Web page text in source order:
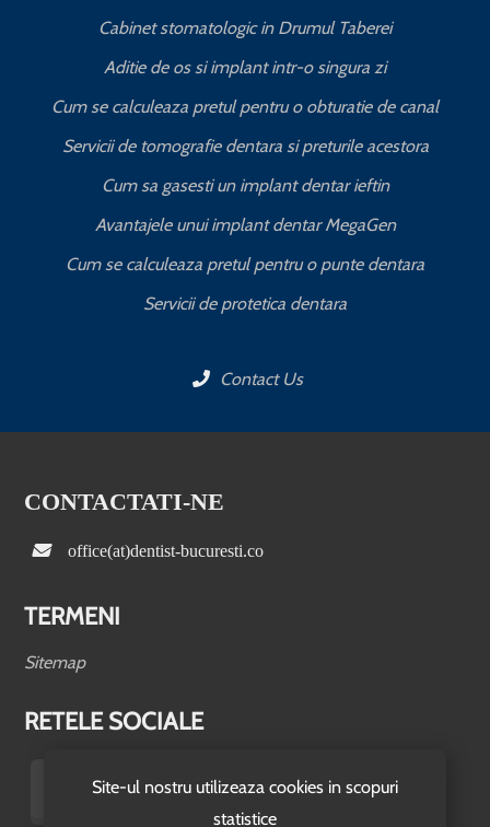
Site-ul nostru utilizeaza cookies in scopuri
statistice
Cabinet stomatologic in Drumul Taberei
Aditie de os si implant intr-o singura zi
Cum se calculeaza pretul pentru o obturatie de canal
Servicii de tomografie dentara si preturile acestora
Cum sa gasesti un implant dentar ieftin
Avantajele unui implant dentar MegaGen
Cum se calculeaza pretul pentru o punte dentara
Servicii de protetica dentara
Contact Us
CONTACTATI-NE
office(at)dentist-bucuresti.co
TERMENI
Sitemap
RETELE SOCIALE